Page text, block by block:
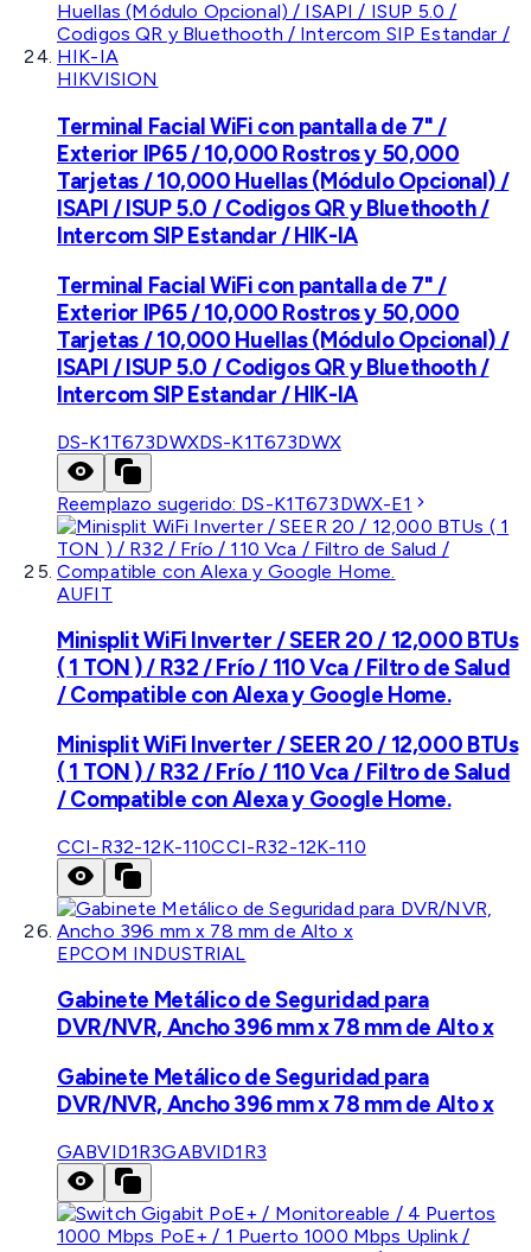
HIKVISION
Terminal Facial WiFi con pantalla de 7" /
Exterior IP65 / 10,000 Rostros y 50,000
Tarjetas / 10,000 Huellas (Módulo Opcional) /
ISAPI / ISUP 5.0 / Codigos QR y Bluethooth /
Intercom SIP Estandar / HIK-IA
Terminal Facial WiFi con pantalla de 7" /
Exterior IP65 / 10,000 Rostros y 50,000
Tarjetas / 10,000 Huellas (Módulo Opcional) /
ISAPI / ISUP 5.0 / Codigos QR y Bluethooth /
Intercom SIP Estandar / HIK-IA
DS-K1T673DWXDS-K1T673DWX
Reemplazo sugerido: DS-K1T673DWX-E1
AUFIT
Minisplit WiFi Inverter / SEER 20 / 12,000 BTUs
( 1 TON ) / R32 / Frío / 110 Vca / Filtro de Salud
/ Compatible con Alexa y Google Home.
Minisplit WiFi Inverter / SEER 20 / 12,000 BTUs
( 1 TON ) / R32 / Frío / 110 Vca / Filtro de Salud
/ Compatible con Alexa y Google Home.
CCI-R32-12K-110CCI-R32-12K-110
EPCOM INDUSTRIAL
Gabinete Metálico de Seguridad para
DVR/NVR, Ancho 396 mm x 78 mm de Alto x
Gabinete Metálico de Seguridad para
DVR/NVR, Ancho 396 mm x 78 mm de Alto x
GABVID1R3GABVID1R3